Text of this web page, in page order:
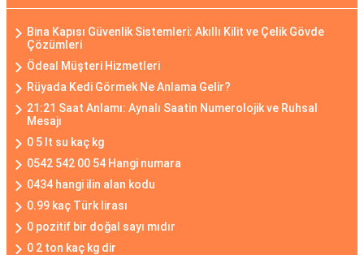
Bina Kapısı Güvenlik Sistemleri: Akıllı Kilit ve Çelik Gövde
Çözümleri
Ödeal Müşteri Hizmetleri
Rüyada Kedi Görmek Ne Anlama Gelir?
21:21 Saat Anlamı: Aynalı Saatin Numerolojik ve Ruhsal
Mesajı
0 5 lt su kaç kg
0542 542 00 54 Hangi numara
0434 hangi ilin alan kodu
0.99 kaç Türk lirası
0 pozitif bir doğal sayı mıdır
0 2 ton kaç kg dir